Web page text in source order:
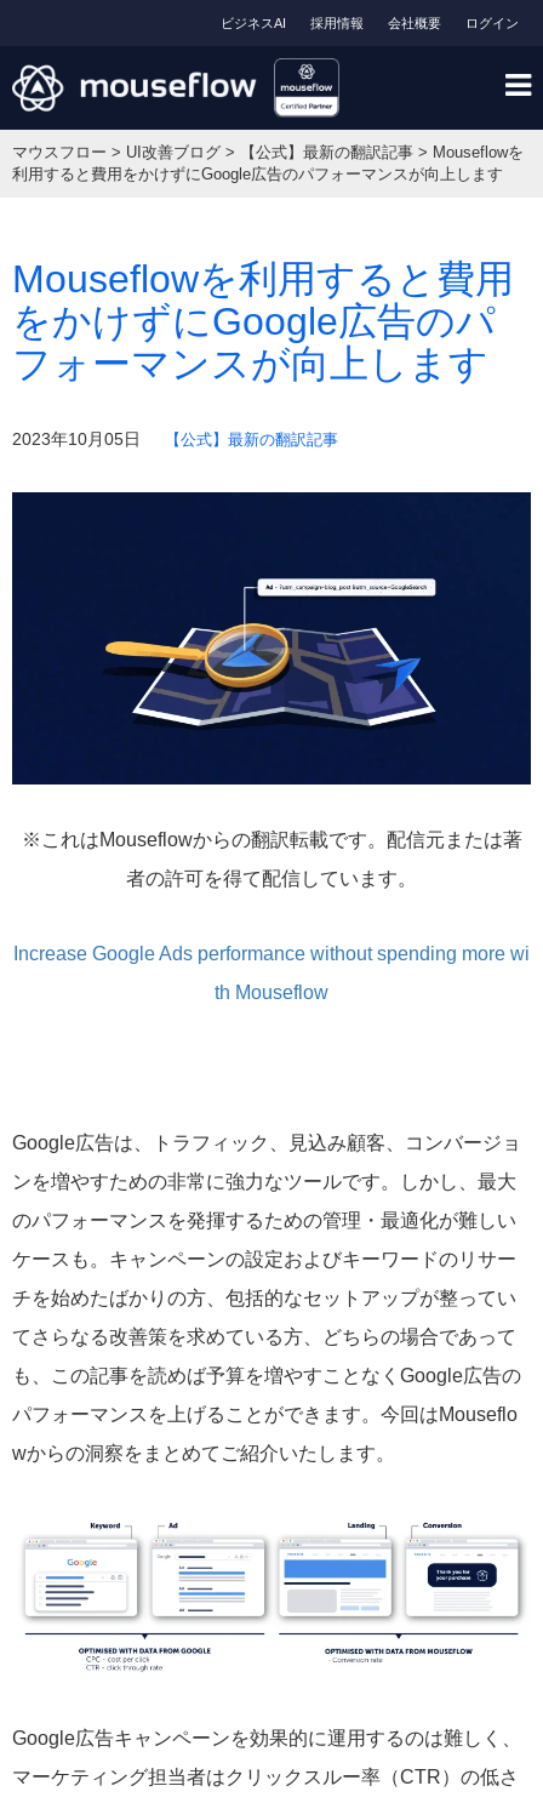
ログイン
会社概要
採用情報
ビジネスAI
マウスフロー > UI改善ブログ > 【公式】最新の翻訳記事 > Mouseflowを
利用すると費用をかけずにGoogle広告のパフォーマンスが向上します
Mouseflowを利用すると費用
をかけずにGoogle広告のパ
フォーマンスが向上します
2023年10月05日 【公式】最新の翻訳記事
※これはMouseflowからの翻訳転載です。配信元または著
者の許可を得て配信しています。
Increase Google Ads performance without spending more wi
th Mouseflow
Google広告は、トラフィック、見込み顧客、コンバージョ
ンを増やすための非常に強力なツールです。しかし、最大
のパフォーマンスを発揮するための管理・最適化が難しい
ケースも。キャンペーンの設定およびキーワードのリサー
チを始めたばかりの方、包括的なセットアップが整ってい
てさらなる改善策を求めている方、どちらの場合であって
も、この記事を読めば予算を増やすことなくGoogle広告の
パフォーマンスを上げることができます。今回はMouseflo
wからの洞察をまとめてご紹介いたします。
Google広告キャンペーンを効果的に運用するのは難しく、
マーケティング担当者はクリックスルー率（CTR）の低さ